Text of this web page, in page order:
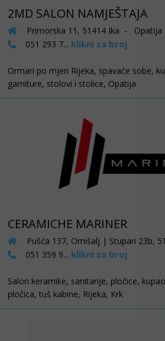
2MD SALON NAMJEŠTAJA
Primorska 11, 51414 Ika - Opatija
051 293 7... klikni za broj
Ormari po mjeri Rijeka, spavaće sobe,
garniture, stolovi i stolice, Opatija
CERAMICHE MARINER
Pušća 137, Omišalj | Stupari 23b,
051 359 9... klikni za broj
Salon keramike, sanitarije, pločice,
pločica, tuš kabine, Rijeka, Krk